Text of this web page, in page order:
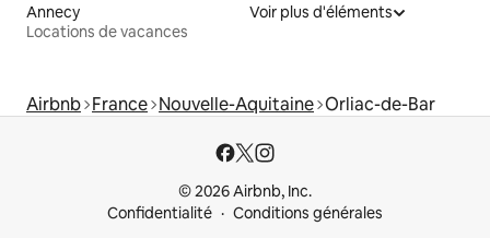
Annecy
Locations de vacances
Voir plus d'éléments
Airbnb France Nouvelle-Aquitaine Orliac-de-Bar
© 2026 Airbnb, Inc.
Confidentialité
Conditions générales